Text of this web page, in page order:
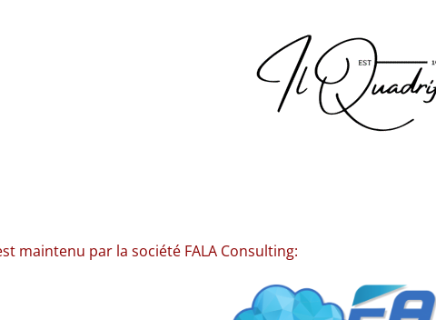
maintenu par la société FALA Consulting: